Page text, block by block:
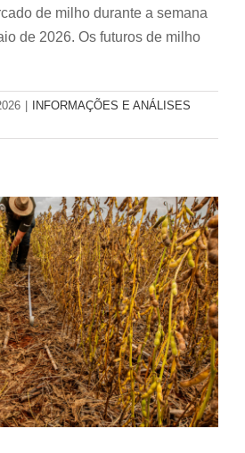
de milho durante a semana
de 2026. Os futuros de milho
INFORMAÇÕES E ANÁLISES